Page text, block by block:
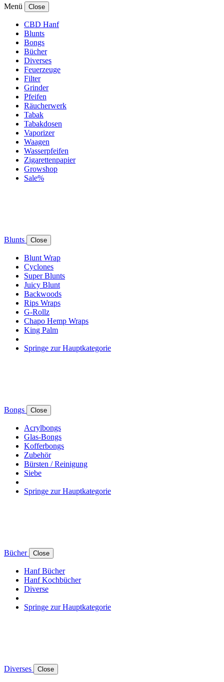
Menü Close
CBD Hanf
Blunts
Bongs
Bücher
Diverses
Feuerzeuge
Filter
Grinder
Pfeifen
Räucherwerk
Tabak
Tabakdosen
Vaporizer
Waagen
Wasserpfeifen
Zigarettenpapier
Growshop
Sale%
Blunts Close
Blunt Wrap
Cyclones
Super Blunts
Juicy Blunt
Backwoods
Rips Wraps
G-Rollz
Chapo Hemp Wraps
King Palm
Springe zur Hauptkategorie
Bongs Close
Acrylbongs
Glas-Bongs
Kofferbongs
Zubehör
Bürsten / Reinigung
Siebe
Springe zur Hauptkategorie
Bücher Close
Hanf Bücher
Hanf Kochbücher
Diverse
Springe zur Hauptkategorie
Diverses Close